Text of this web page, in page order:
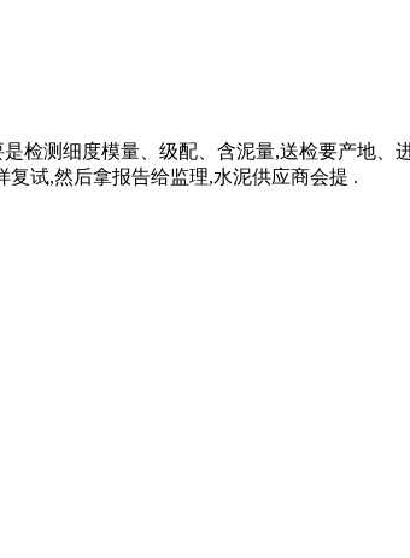
检测细度模量、级配、含泥量,送检要产地
试,然后拿报告给监理,水泥供应商会提 .